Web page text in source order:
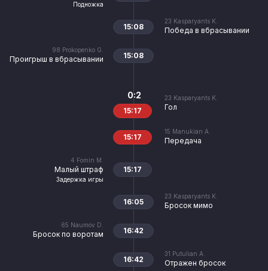
Подножка
23 Kasparyants K.
Победа в вбрасывании
15:08
98 Prokopenko G.
Проигрыш в вбрасывании 15:08
23 Kasparyants K.
Гол
0:2
15:17
15 Manukian A.
Передача
15:17
4 Fomin M.
Малый штраф
Задержка игры
15:17
23 Kasparyants K.
Бросок мимо
16:05
65 Naumov D.
Бросок по воротам 16:42
31 Putulian A.
Отражен бросок
16:42